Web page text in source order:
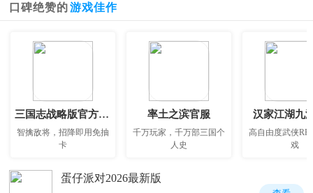
口碑绝赞的 游戏佳作
三国志战略版官方正版
智擒敌将，招降即用免抽
卡
率土之滨官服
千万玩家，千万部三国个
人史
汉家江湖九
高自由度武侠
戏
蛋仔派对2026最新版